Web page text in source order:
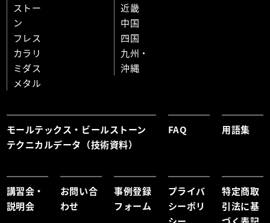
ストー
ン
フレス
カラリ
ミダス
メタル
近畿
中国
四国
九州・
沖縄
モールテックス・ビールストーン
テクニカルデータ（技術資料）
FAQ 用語集
講習会・
説明会
お問い合
わせ
事例登録
フォーム
プライバ
シーポリ
特定商取
引法に基